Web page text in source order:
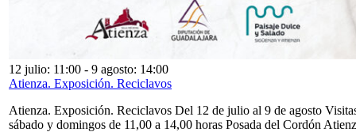
12 julio: 11:00 - 9 agosto: 14:00
Atienza. Exposición. Reciclavos
Atienza. Exposición. Reciclavos Del 12 de julio al 9 de agosto
sábado y domingos de 11,00 a 14,00 horas Posada del Cordón